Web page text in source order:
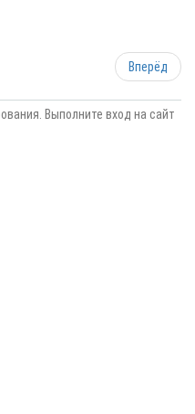
Вперёд
Выполните вход на сайт